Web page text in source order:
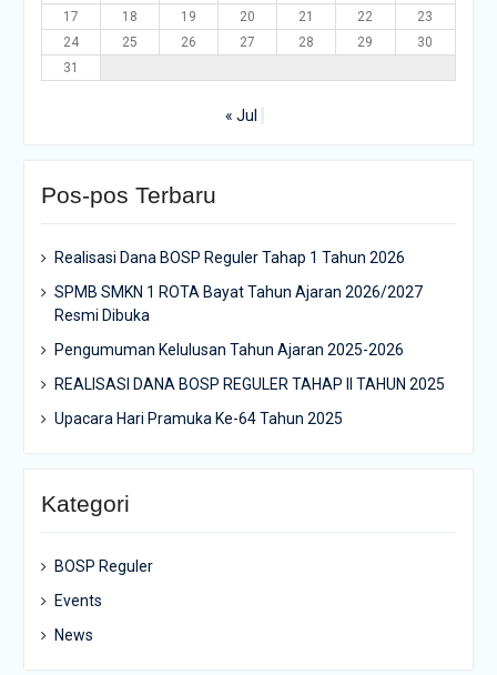
17
18 19 20 21 22
23
24
25 26 27 28 29
30
31
« Jul
Pos-pos Terbaru
Realisasi Dana BOSP Reguler Tahap 1 Tahun 2026
SPMB SMKN 1 ROTA Bayat Tahun Ajaran 2026/2027
Resmi Dibuka
Pengumuman Kelulusan Tahun Ajaran 2025-2026
REALISASI DANA BOSP REGULER TAHAP II TAHUN 2025
Upacara Hari Pramuka Ke-64 Tahun 2025
Kategori
BOSP Reguler
Events
News